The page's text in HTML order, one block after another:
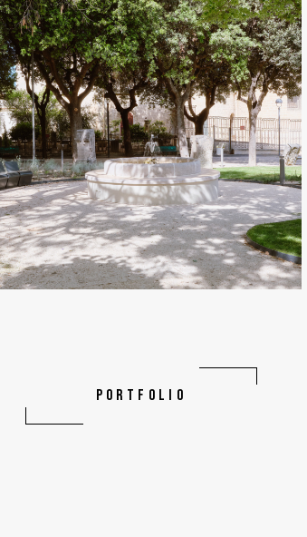
PORTFOLIO